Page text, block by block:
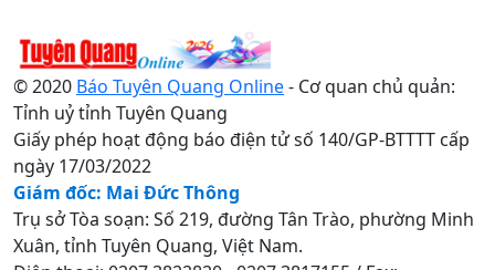
© 2020 Báo Tuyên Quang Online- Cơ quan chủ quản:
Tỉnh uỷ tỉnh Tuyên Quang
Giấy phép hoạt động báo điện tử số 140/GP-BTTTT cấp
ngày 17/03/2022
Giám đốc: Mai Đức Thông
Trụ sở Tòa soạn: Số 219, đường Tân Trào, phường Minh
Xuân, tỉnh Tuyên Quang, Việt Nam.